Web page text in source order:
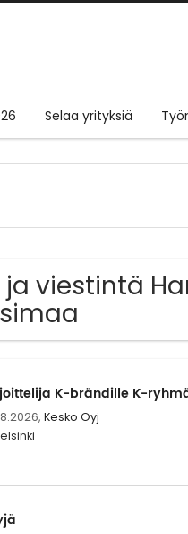
Selaa yrityksiä
ja viestintä
K-brändille K-
Kesko Oyj